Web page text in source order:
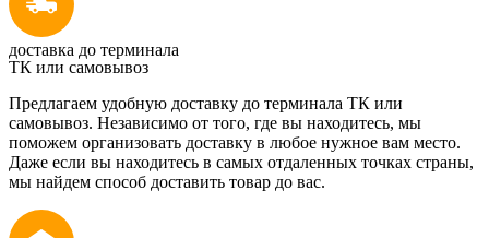
доставка до терминала
ТК или самовывоз
Предлагаем удобную доставку до терминала ТК или
самовывоз. Независимо от того, где вы находитесь, мы
поможем организовать доставку в любое нужное вам место.
Даже если вы находитесь в самых отдаленных точках страны,
мы найдем способ доставить товар до вас.